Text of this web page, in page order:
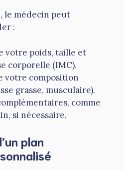
le médecin peut
:
votre poids, taille et
corporelle (IMC).
votre composition
grasse, musculaire).
comme
si nécessaire.
plan